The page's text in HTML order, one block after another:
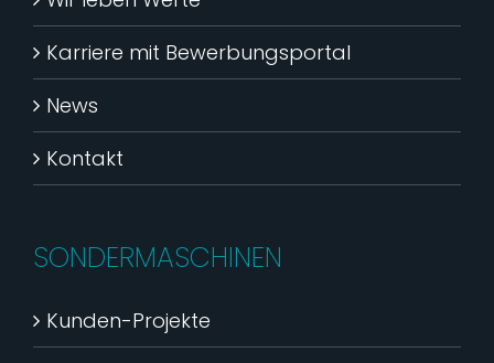
Karriere mit Bewerbungsportal
News
Kontakt
SONDERMASCHINEN
Kunden-Projekte